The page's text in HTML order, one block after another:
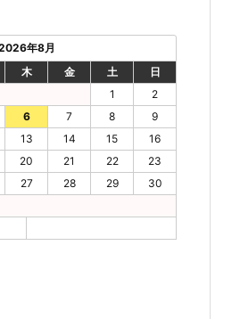
年8月
木 金 土
日
1
2
6 7 8
9
13 14 15
16
20 21 22
23
27 28 29
30